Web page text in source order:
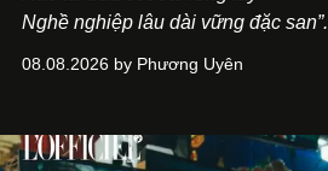
Nghề nghiệp lâu dài vững đặc san”.
08.08.2026 by Phương Uyên